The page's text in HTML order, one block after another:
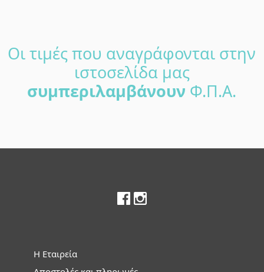
Οι τιμές που αναγράφονται στην
ιστοσελίδα μας
συμπεριλαμβάνουν Φ.Π.Α.
Η Εταιρεία